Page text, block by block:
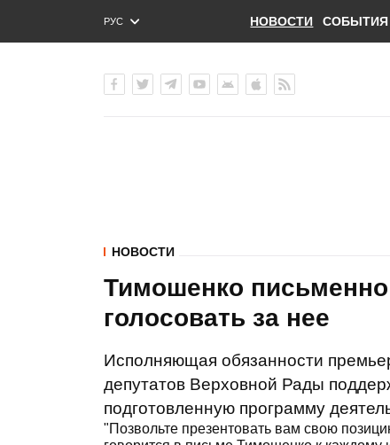
РУС
ENG
НОВОСТИ СОБЫТИЯ
НОВОСТИ
Тимошенко письменно
голосовать за нее
Исполняющая обязанности
депутатов Верховной Рады
подготовленную программу
"Позвольте презентовать вам свою